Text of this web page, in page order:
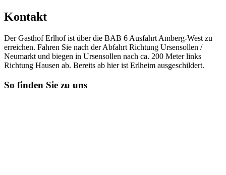
Kontakt
Der Gasthof Erlhof ist über die BAB 6 Ausfahrt Amberg-West zu
erreichen. Fahren Sie nach der Abfahrt Richtung Ursensollen /
Neumarkt und biegen in Ursensollen nach ca. 200 Meter links
Richtung Hausen ab. Bereits ab hier ist Erlheim ausgeschildert.
So finden Sie zu uns